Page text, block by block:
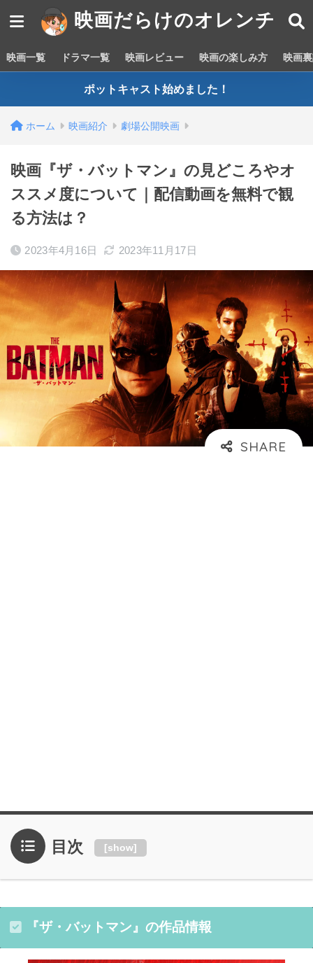
映画だらけのオレンチ
映画一覧 ドラマ一覧 映画レビュー 映画の楽しみ方 映画
ポットキャスト始めました！
ホーム 映画紹介 劇場公開映画
映画『ザ・バットマン』の見どころやオ
ススメ度について｜配信動画を無料で観
る方法は？
2023年4月16日 2023年11月17日
目次 [show]
『ザ・バットマン』の作品情報